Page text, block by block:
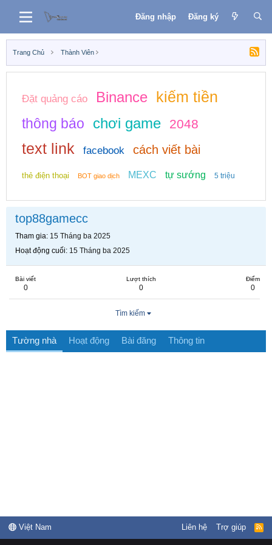
Đăng nhập Đăng ký
Trang Chủ Thành Viên
Đặt quảng cáo Binance kiếm tiền
thông báo chơi game 2048
text link facebook cách viết bài
thẻ điện thoại BOT giao dịch MEXC tự sướng 5 triệu
top88gamecc
Tham gia 15 Tháng ba 2025
Hoạt động cuối 15 Tháng ba 2025
Bài viết
0
Lượt thích
0
Điểm
0
Tìm kiếm
Tường nhà Hoạt động Bài đăng Thông tin
Việt Nam Liên hệ Trợ giúp
R